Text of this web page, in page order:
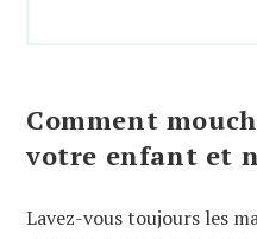
Comment
votre enfant et
Lavez-vous toujours les